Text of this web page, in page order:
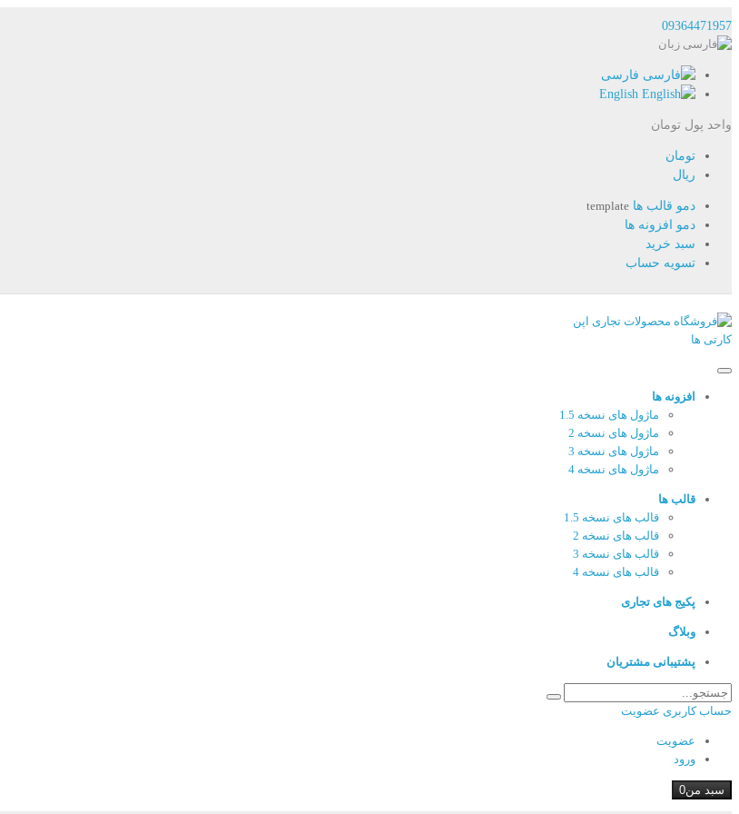
09364471957
زبان
فارسی
واحد پول تومان
تومان
ریال
دمو قالب ها template
دمو افزونه ها
سبد خرید
تسویه حساب
افزونه ها
ماژول های نسخه 1.5
ماژول های نسخه 2
ماژول های نسخه 3
ماژول های نسخه 4
قالب ها
قالب های نسخه 1.5
قالب های نسخه 2
قالب های نسخه 3
قالب های نسخه 4
پکیج های تجاری
وبلاگ
پشتیبانی مشتریان
حساب کاربری عضویت
عضویت
ورود
سبد من0